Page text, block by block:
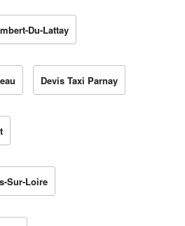
Du-Lattay
Devis Taxi Parnay
Sur-Loire